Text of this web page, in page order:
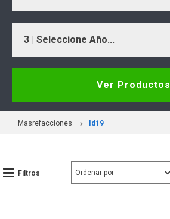
3 | Seleccione Año...
Ver Productos
Masrefacciones Id19
Filtros